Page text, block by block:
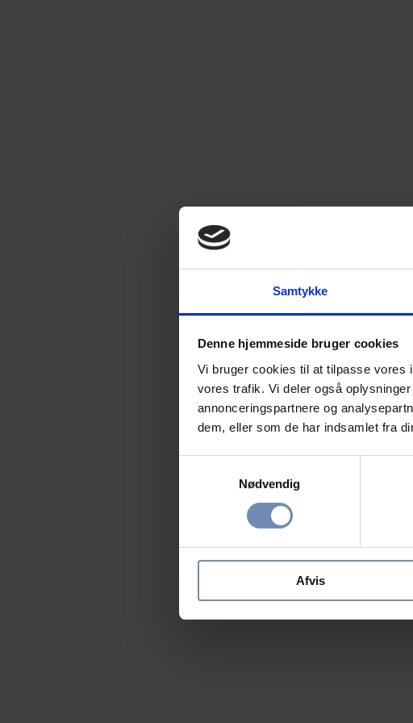
Samtykke
Denne hjemmeside bruger cookies
Vi bruger cookies til at tilpasse vores
vores trafik. Vi deler også
annonceringspartnere og
dem, eller som de har indsamlet fra
Nødvendig
Afvis